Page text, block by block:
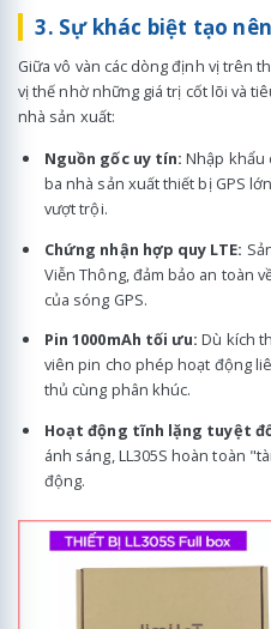
3. Sự khác biệt tạo
Giữa vô vàn các dòng định vị trên
vị thế nhờ những giá trị cốt lõi và
nhà sản xuất:
Nguồn gốc uy tín: Nhập khẩu
ba nhà sản xuất thiết bị GPS
vượt trội.
Chứng nhận hợp quy LTE:
Viễn Thông, đảm bảo an toàn
của sóng GPS.
Pin 1000mAh tối ưu: Dù kích
viên pin cho phép hoạt động
thủ cùng phân khúc.
Hoạt động tĩnh lặng tuyệt
ánh sáng, LL305S hoàn toàn
động.